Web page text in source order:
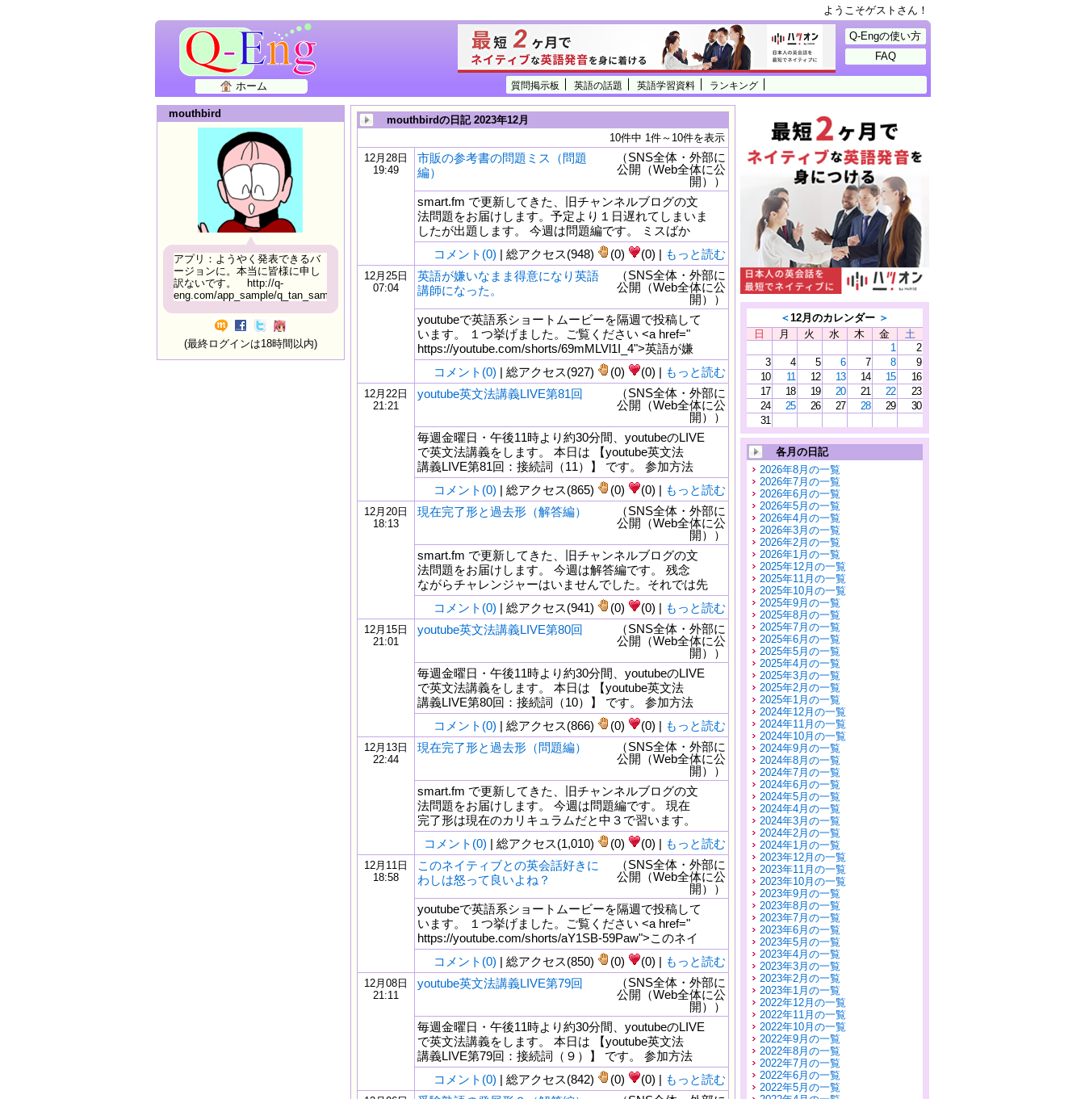
ようこそゲストさん！
質問掲示板 英語の話題 英語学習資料 ランキング
ホーム
Q-Engの使い方
FAQ
mouthbird
アプリ：ようやく発表できるバ
ージョンに。本当に皆様に申し
訳ないです。 http://q-
eng.com/app_sample/q_tan_sample06.html
(最終ログインは18時間以内)
mouthbirdの日記 2023年12月
10件中 1件～10件を表示
12月28日
19:49
市販の参考書の問題ミス（問題
編）
（SNS全体・外部に
公開（Web全体に公
開））
smart.fm で更新してきた、旧チャンネルブログの文
法問題をお届けします。予定より１日遅れてしまいま
したが出題します。 今週は問題編です。 ミスばか
コメント(0) | 総アクセス(948) (0) (0) | もっと読む
12月25日
07:04
英語が嫌いなまま得意になり英語
講師になった。
（SNS全体・外部に
公開（Web全体に公
開））
youtubeで英語系ショートムービーを隔週で投稿して
います。 １つ挙げました。ご覧ください <a href="
https://youtube.com/shorts/69mMLVl1I_4">英語が嫌
コメント(0) | 総アクセス(927) (0) (0) | もっと読む
12月22日
21:21
youtube英文法講義LIVE第81回
（SNS全体・外部に
公開（Web全体に公
開））
毎週金曜日・午後11時より約30分間、youtubeのLIVE
で英文法講義をします。 本日は 【youtube英文法
講義LIVE第81回：接続詞（11）】 です。 参加方法
コメント(0) | 総アクセス(865) (0) (0) | もっと読む
12月20日
18:13
現在完了形と過去形（解答編）
（SNS全体・外部に
公開（Web全体に公
開））
smart.fm で更新してきた、旧チャンネルブログの文
法問題をお届けします。 今週は解答編です。 残念
ながらチャレンジャーはいませんでした。それでは先
コメント(0) | 総アクセス(941) (0) (0) | もっと読む
12月15日
21:01
youtube英文法講義LIVE第80回
（SNS全体・外部に
公開（Web全体に公
開））
毎週金曜日・午後11時より約30分間、youtubeのLIVE
で英文法講義をします。 本日は 【youtube英文法
講義LIVE第80回：接続詞（10）】 です。 参加方法
コメント(0) | 総アクセス(866) (0) (0) | もっと読む
12月13日
22:44
現在完了形と過去形（問題編）
（SNS全体・外部に
公開（Web全体に公
開））
smart.fm で更新してきた、旧チャンネルブログの文
法問題をお届けします。 今週は問題編です。 現在
完了形は現在のカリキュラムだと中３で習います。
コメント(0) | 総アクセス(1,010) (0) (0) | もっと読む
12月11日
18:58
このネイティブとの英会話好きに
わしは怒って良いよね？
（SNS全体・外部に
公開（Web全体に公
開））
youtubeで英語系ショートムービーを隔週で投稿して
います。 １つ挙げました。ご覧ください <a href="
https://youtube.com/shorts/aY1SB-59Paw">このネイ
コメント(0) | 総アクセス(850) (0) (0) | もっと読む
12月08日
21:11
youtube英文法講義LIVE第79回
（SNS全体・外部に
公開（Web全体に公
開））
毎週金曜日・午後11時より約30分間、youtubeのLIVE
で英文法講義をします。 本日は 【youtube英文法
講義LIVE第79回：接続詞（９）】 です。 参加方法
コメント(0) | 総アクセス(842) (0) (0) | もっと読む
＜12月のカレンダー ＞
日
月 火 水 木 金
土
1
2
3
4 5 6 7 8
9
10
11 12 13 14 15
16
17
18 19 20 21 22
23
24
25 26 27 28 29
30
31
各月の日記
2026年8月の一覧
2026年7月の一覧
2026年6月の一覧
2026年5月の一覧
2026年4月の一覧
2026年3月の一覧
2026年2月の一覧
2026年1月の一覧
2025年12月の一覧
2025年11月の一覧
2025年10月の一覧
2025年9月の一覧
2025年8月の一覧
2025年7月の一覧
2025年6月の一覧
2025年5月の一覧
2025年4月の一覧
2025年3月の一覧
2025年2月の一覧
2025年1月の一覧
2024年12月の一覧
2024年11月の一覧
2024年10月の一覧
2024年9月の一覧
2024年8月の一覧
2024年7月の一覧
2024年6月の一覧
2024年5月の一覧
2024年4月の一覧
2024年3月の一覧
2024年2月の一覧
2024年1月の一覧
2023年12月の一覧
2023年11月の一覧
2023年10月の一覧
2023年9月の一覧
2023年8月の一覧
2023年7月の一覧
2023年6月の一覧
2023年5月の一覧
2023年4月の一覧
2023年3月の一覧
2023年2月の一覧
2023年1月の一覧
2022年12月の一覧
2022年11月の一覧
2022年10月の一覧
2022年9月の一覧
2022年8月の一覧
2022年7月の一覧
2022年6月の一覧
2022年5月の一覧